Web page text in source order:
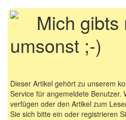
Mich gibts
umsonst ;-)
Dieser Artikel gehört zu unserem
Service für angemeldete Benutzer.
verfügen oder den Artikel zum
Sie sich bitte ein oder registrieren